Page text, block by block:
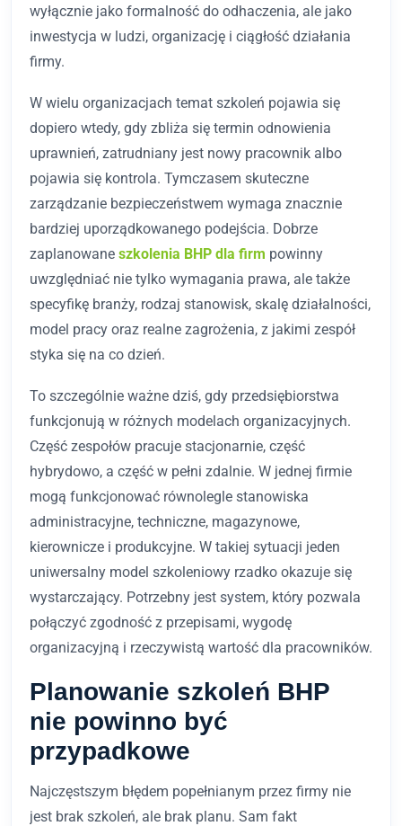
wyłącznie jako formalność do odhaczenia, ale jako
inwestycja w ludzi, organizację i ciągłość działania
firmy.
W wielu organizacjach temat szkoleń pojawia się
dopiero wtedy, gdy zbliża się termin odnowienia
uprawnień, zatrudniany jest nowy pracownik albo
pojawia się kontrola. Tymczasem skuteczne
zarządzanie bezpieczeństwem wymaga znacznie
bardziej uporządkowanego podejścia. Dobrze
zaplanowane szkolenia BHP dla firm powinny
uwzględniać nie tylko wymagania prawa, ale także
specyfikę branży, rodzaj stanowisk, skalę działalności,
model pracy oraz realne zagrożenia, z jakimi zespół
styka się na co dzień.
To szczególnie ważne dziś, gdy przedsiębiorstwa
funkcjonują w różnych modelach organizacyjnych.
Część zespołów pracuje stacjonarnie, część
hybrydowo, a część w pełni zdalnie. W jednej firmie
mogą funkcjonować równolegle stanowiska
administracyjne, techniczne, magazynowe,
kierownicze i produkcyjne. W takiej sytuacji jeden
uniwersalny model szkoleniowy rzadko okazuje się
wystarczający. Potrzebny jest system, który pozwala
połączyć zgodność z przepisami, wygodę
organizacyjną i rzeczywistą wartość dla pracowników.
Planowanie szkoleń BHP
nie powinno być
przypadkowe
Najczęstszym błędem popełnianym przez firmy nie
jest brak szkoleń, ale brak planu. Sam fakt